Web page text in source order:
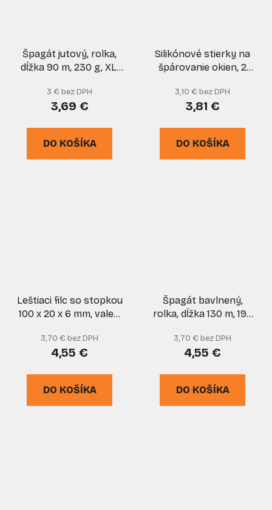
Špagát jutový, rolka,
dĺžka 90 m, 230 g, XL-
3 € bez DPH
3,69 €
DO KOŠÍKA
Silikónové stierky na
špárovanie okien, 2
3,10 € bez DPH
3,81 €
DO KOŠÍKA
Leštiaci filc so stopkou
100 x 20 x 6 mm, valec,
3,70 € bez DPH
4,55 €
DO KOŠÍKA
Špagát bavlnený,
rolka, dĺžka 130 m, 190
3,70 € bez DPH
4,55 €
DO KOŠÍKA